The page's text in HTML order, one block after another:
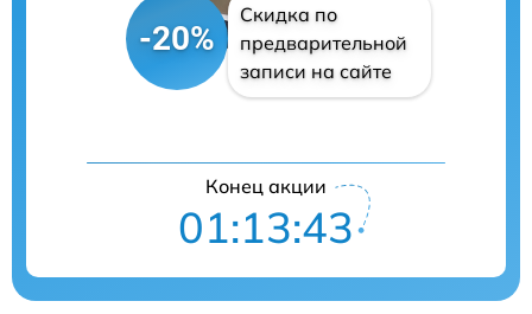
-20%
Скидка по
предварительной
записи на сайте
Конец акции
01:13:42